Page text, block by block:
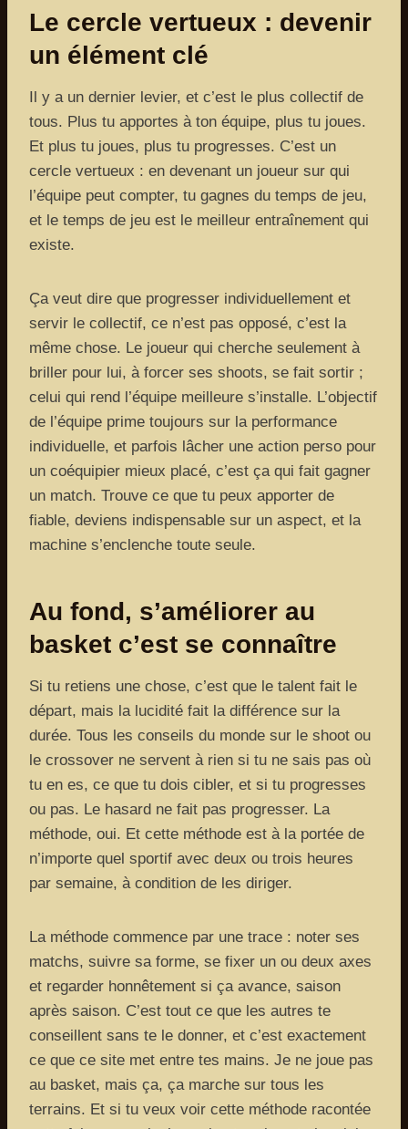
Le cercle vertueux : devenir
un élément clé
Il y a un dernier levier, et c’est le plus collectif de
tous. Plus tu apportes à ton équipe, plus tu joues.
Et plus tu joues, plus tu progresses. C’est un
cercle vertueux : en devenant un joueur sur qui
l’équipe peut compter, tu gagnes du temps de jeu,
et le temps de jeu est le meilleur entraînement qui
existe.
Ça veut dire que progresser individuellement et
servir le collectif, ce n’est pas opposé, c’est la
même chose. Le joueur qui cherche seulement à
briller pour lui, à forcer ses shoots, se fait sortir ;
celui qui rend l’équipe meilleure s’installe. L’objectif
de l’équipe prime toujours sur la performance
individuelle, et parfois lâcher une action perso pour
un coéquipier mieux placé, c’est ça qui fait gagner
un match. Trouve ce que tu peux apporter de
fiable, deviens indispensable sur un aspect, et la
machine s’enclenche toute seule.
Au fond, s’améliorer au
basket c’est se connaître
Si tu retiens une chose, c’est que le talent fait le
départ, mais la lucidité fait la différence sur la
durée. Tous les conseils du monde sur le shoot ou
le crossover ne servent à rien si tu ne sais pas où
tu en es, ce que tu dois cibler, et si tu progresses
ou pas. Le hasard ne fait pas progresser. La
méthode, oui. Et cette méthode est à la portée de
n’importe quel sportif avec deux ou trois heures
par semaine, à condition de les diriger.
La méthode commence par une trace : noter ses
matchs, suivre sa forme, se fixer un ou deux axes
et regarder honnêtement si ça avance, saison
après saison. C’est tout ce que les autres te
conseillent sans te le donner, et c’est exactement
ce que ce site met entre tes mains. Je ne joue pas
au basket, mais ça, ça marche sur tous les
terrains. Et si tu veux voir cette méthode racontée